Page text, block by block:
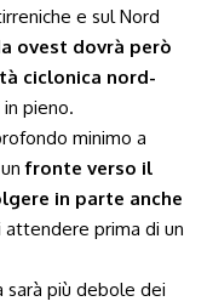
e sul Nord
ovest dovrà però
ciclonica nord-
pieno.
minimo a
unfronte verso il
in parte anche
attendere prima di un
sarà più debole dei